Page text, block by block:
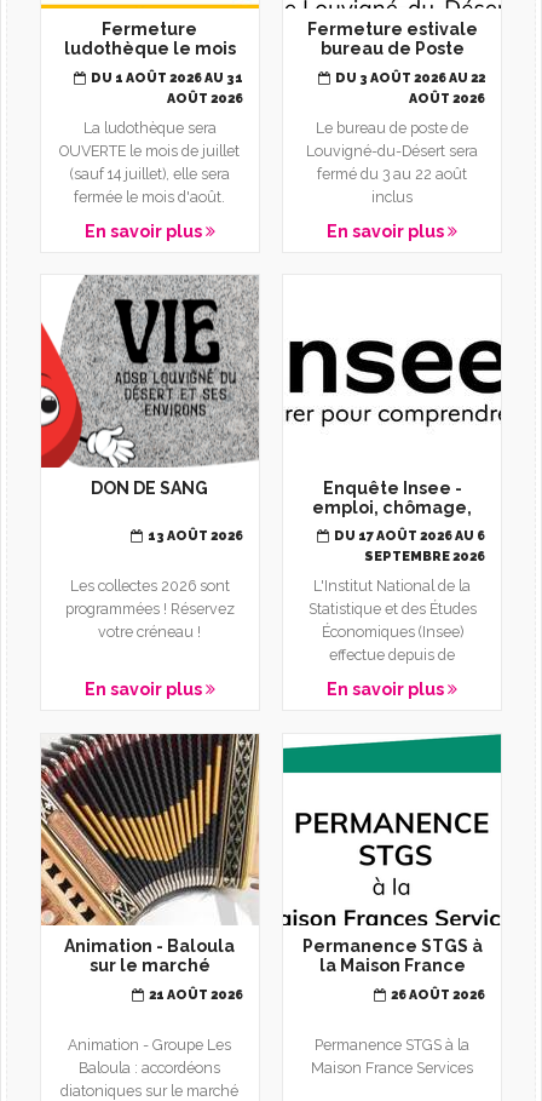
Fermeture
ludothèque le mois
d'août
DU 1 AOÛT 2026 AU 31
AOÛT 2026
La ludothèque sera
OUVERTE le mois de juillet
(sauf 14 juillet), elle sera
fermée le mois d'août.
En savoir plus
Fermeture estivale
bureau de Poste
DU 3 AOÛT 2026 AU 22
AOÛT 2026
Le bureau de poste de
Louvigné-du-Désert sera
fermé du 3 au 22 août
inclus
En savoir plus
DON DE SANG
13 AOÛT 2026
Les collectes 2026 sont
programmées ! Réservez
votre créneau !
En savoir plus
Enquête Insee -
emploi, chômage,
inactivité
DU 17 AOÛT 2026 AU 6
SEPTEMBRE 2026
L'Institut National de la
Statistique et des Études
Économiques (Insee)
effectue depuis de
nombreuses années sur
toute...
En savoir plus
Animation - Baloula
sur le marché
21 AOÛT 2026
Animation - Groupe Les
Baloula : accordéons
diatoniques sur le marché
Permanence STGS à
la Maison France
Services26 AOÛT 2026
Permanence STGS à la
Maison France Services